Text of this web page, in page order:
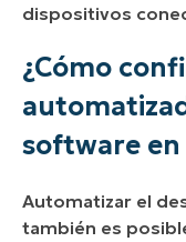
dispositivos
¿Cómo
software en
Automatizar el
también es